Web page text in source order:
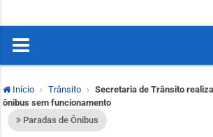
Início Trânsito
Secretaria de Trânsito
ônibus sem funcionamento
Paradas de Ônibus